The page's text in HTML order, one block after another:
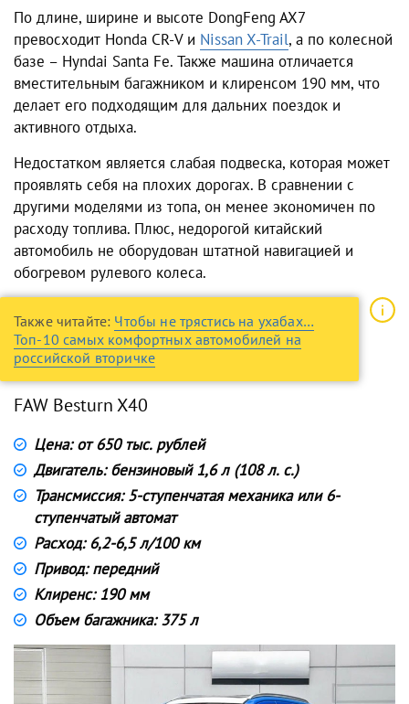
По длине, ширине и высоте DongFeng AX7
превосходит Honda СR-V и Nissan X-Trail, а по колесной
базе – Hyndai Santa Fe. Также машина отличается
вместительным багажником и клиренсом 190 мм, что
делает его подходящим для дальних поездок и
активного отдыха.
Недостатком является слабая подвеска, которая может
проявлять себя на плохих дорогах. В сравнении с
другими моделями из топа, он менее экономичен по
расходу топлива. Плюс, недорогой китайский
автомобиль не оборудован штатной навигацией и
обогревом рулевого колеса.
Также читайте: Чтобы не трястись на ухабах…
Топ-10 самых комфортных автомобилей на
российской вторичке
FAW Besturn X40
Цена: от 650 тыс. рублей
Двигатель: бензиновый 1,6 л (108 л. с.)
Трансмиссия: 5-ступенчатая механика или 6-
ступенчатый автомат
Расход: 6,2-6,5 л/100 км
Привод: передний
Клиренс: 190 мм
Объем багажника: 375 л